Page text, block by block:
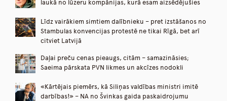
laukā no lūzeru kompānijas, kurā esam aizsēdējušies
Līdz vairākiem simtiem dalībnieku – pret izstāšanos no
Stambulas konvencijas protestē ne tikai Rīgā, bet arī
citviet Latvijā
Daļai preču cenas pieaugs, citām – samazināsies;
Saeima pārskata PVN likmes un akcīzes nodokli
«Kārtējais piemērs, kā Siliņas valdības ministri imitē
darbības!» – NA no Švinkas gaida paskaidrojumu